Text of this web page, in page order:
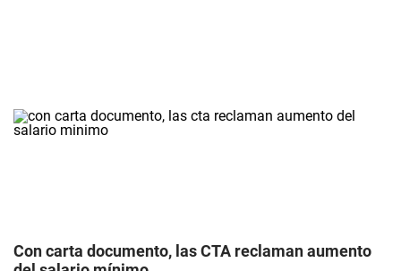
Con carta documento, las CTA reclaman aumento